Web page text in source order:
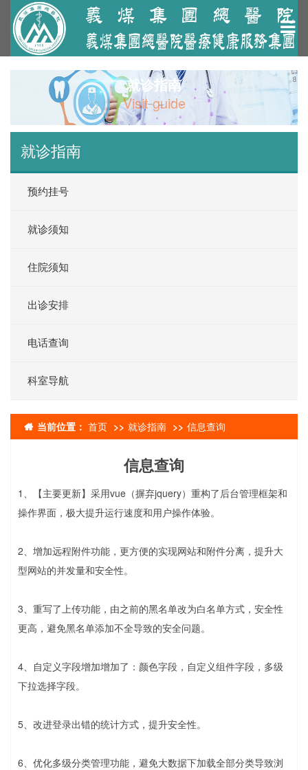
就诊指南
Visit guide
就诊指南
预约挂号
就诊须知
住院须知
出诊安排
电话查询
科室导航
当前位置： 首页 就诊指南 信息查询
信息查询
1、【主要更新】采用vue（摒弃jquery）重构了后台管理框架和
操作界面，极大提升运行速度和用户操作体验。
2、增加远程附件功能，更方便的实现网站和附件分离，提升大
型网站的并发量和安全性。
3、重写了上传功能，由之前的黑名单改为白名单方式，安全性
更高，避免黑名单添加不全导致的安全问题。
4、自定义字段增加增加了：颜色字段，自定义组件字段，多级
下拉选择字段。
5、改进登录出错的统计方式，提升安全性。
6、优化多级分类管理功能，避免大数据下加载全部分类导致浏